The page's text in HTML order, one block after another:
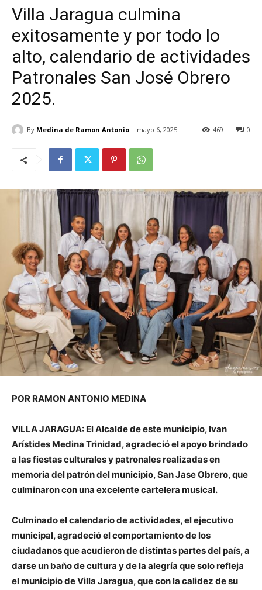
Villa Jaragua culmina
exitosamente y por todo lo
alto, calendario de actividades
Patronales San José Obrero
2025.
By Medina de Ramon Antonio mayo 6, 2025 0
469
POR RAMON ANTONIO MEDINA
VILLA JARAGUA: El Alcalde de este municipio, Ivan
Arístides Medina Trinidad, agradeció el apoyo brindado
a las fiestas culturales y patronales realizadas en
memoria del patrón del municipio, San Jase Obrero, que
culminaron con una excelente cartelera musical.
Culminado el calendario de actividades, el ejecutivo
municipal, agradeció el comportamiento de los
ciudadanos que acudieron de distintas partes del país, a
darse un baño de cultura y de la alegría que solo refleja
el municipio de Villa Jaragua, que con la calidez de su